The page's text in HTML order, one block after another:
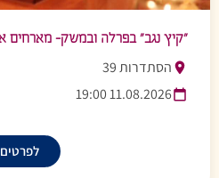
״קיץ נגב״ בפרלה ובמשק- מארחים
הסתדרות 39
11.08.2026 19:00
לפרטים